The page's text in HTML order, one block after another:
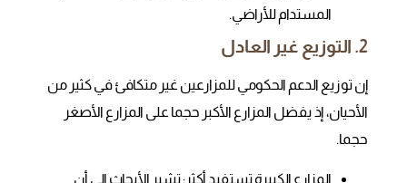
المستدام للأراضي.
2. التوزيع غير العادل
إن توزيع الدعم الحكومي للمزارعين غير متكافئ في كثير من
الأحيان، إذ يفضل المزارع الأكبر حجما على المزارع الأصغر
حجما.
المزارع الكبيرة تستفيد أكثر: تشير الأبحاث إلى أن